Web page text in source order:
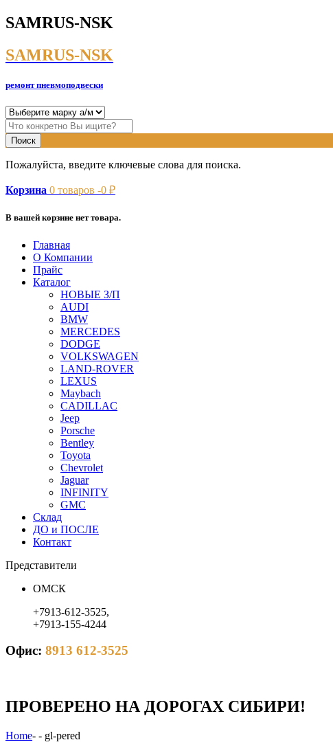
SAMRUS-NSK
SAMRUS-NSK
ремонт пневмоподвески
Пожалуйста, введите ключевые слова для поиска.
Корзина 0 товаров -0 ₽
В вашей корзине нет товара.
Главная
О Компании
Прайс
Каталог
НОВЫЕ З/П
AUDI
BMW
MERCEDES
DODGE
VOLKSWAGEN
LAND-ROVER
LEXUS
Maybach
CADILLAC
Jeep
Porsche
Bentley
Toyota
Chevrolet
Jaguar
INFINITY
GMC
Склад
ДО и ПОСЛЕ
Контакт
Представители
ОМСК
+7913-612-3525,
+7913-155-4244
Офис: 8913 612-3525
ПРОВЕРЕНО НА ДОРОГАХ СИБИРИ!
Home- - gl-pered